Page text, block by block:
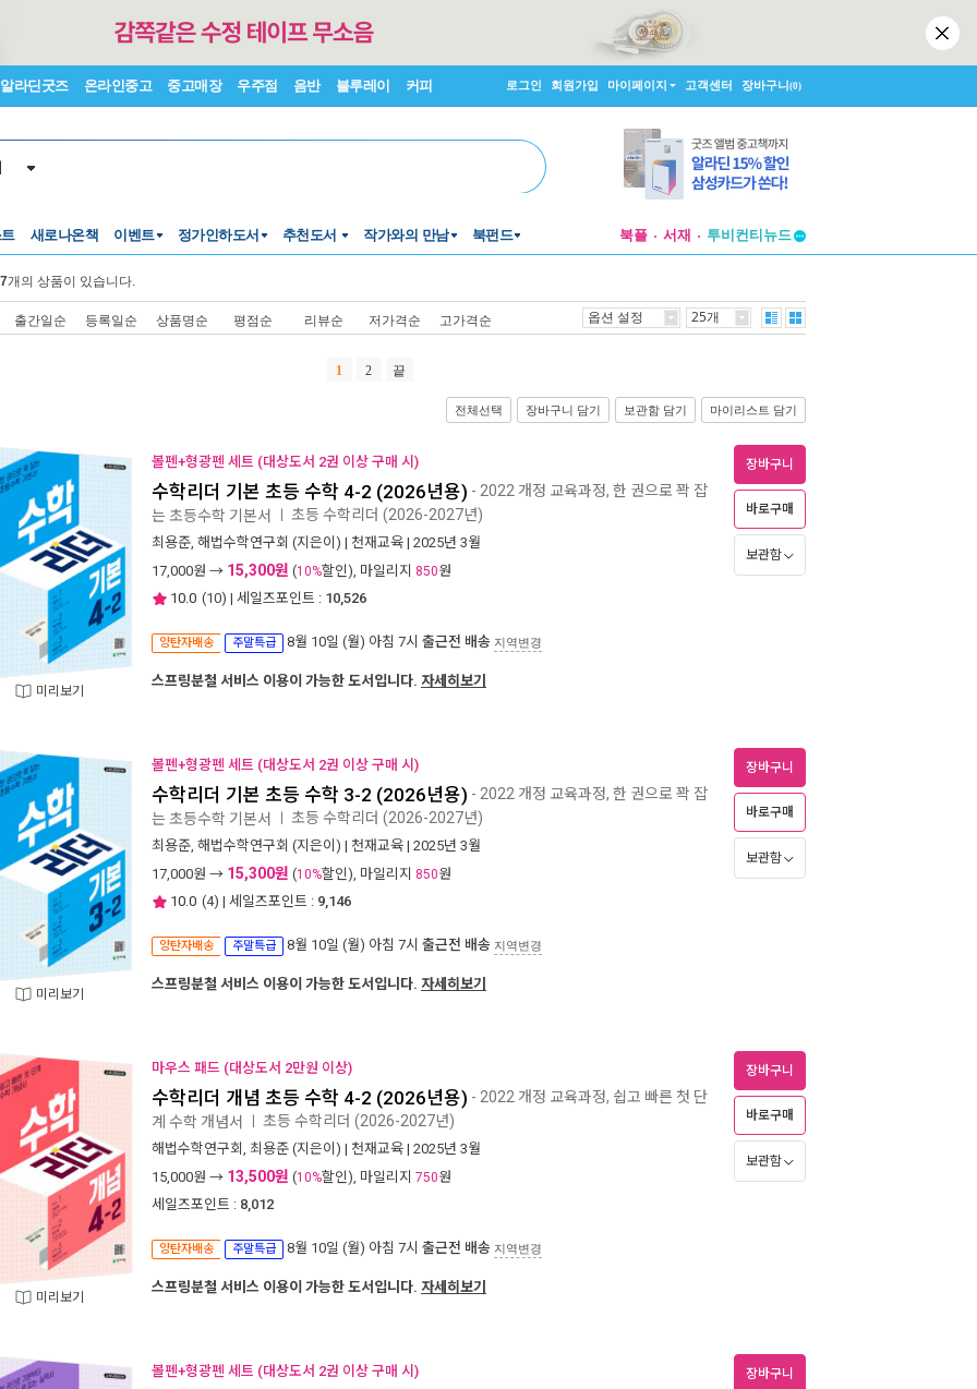
알라딘굿즈 온라인중고 중고매장 우주점 음반 블루레이 커피 로그인 회원가입 마이페이지 고객센터 장바구니(0)
새로나온책 이벤트 정가인하도서 추천도서 작가와의 만남 북펀드 북플 서재
창작플랫폼
개의 상품이 있습니다.
출간일순 등록일순 상품명순 평점순 리뷰순 저가격순 고가격순 옵션 설정 25개
1 2 끝
전체선택 장바구니 담기 보관함 담기 마이리스트 담기
미리보기
볼펜+형광펜 세트 (대상도서 2권 이상 구매 시)
수학리더 기본 초등 수학 4-2 (2026년용) - 2022 개정 교육과정, 한 권으로 꽉 잡
는 초등수학 기본서 초등 수학리더 (2026-2027년)
최용준, 해법수학연구회 (지은이) | 천재교육 | 2025년 3월
17,000원 → 15,300원 (10%할인), 마일리지 850원
10.0 (10) | 세일즈포인트 : 10,526
양탄자배송 주말특급 8월 10일 (월) 아침 7시 출근전 배송 지역변경
장바구니
바로구매
보관함
스프링분철 서비스 이용이 가능한 도서입니다. 자세히보기
미리보기
볼펜+형광펜 세트 (대상도서 2권 이상 구매 시)
수학리더 기본 초등 수학 3-2 (2026년용) - 2022 개정 교육과정, 한 권으로 꽉 잡
는 초등수학 기본서 초등 수학리더 (2026-2027년)
최용준, 해법수학연구회 (지은이) | 천재교육 | 2025년 3월
17,000원 → 15,300원 (10%할인), 마일리지 850원
10.0 (4) | 세일즈포인트 : 9,146
양탄자배송 주말특급 8월 10일 (월) 아침 7시 출근전 배송 지역변경
장바구니
바로구매
보관함
스프링분철 서비스 이용이 가능한 도서입니다. 자세히보기
미리보기
마우스 패드 (대상도서 2만원 이상)
수학리더 개념 초등 수학 4-2 (2026년용) - 2022 개정 교육과정, 쉽고 빠른 첫 단
계 수학 개념서 초등 수학리더 (2026-2027년)
해법수학연구회 , 최용준 (지은이) | 천재교육 | 2025년 3월
15,000원 → 13,500원 (10%할인), 마일리지 750원
세일즈포인트 : 8,012
양탄자배송 주말특급 8월 10일 (월) 아침 7시 출근전 배송 지역변경
장바구니
바로구매
보관함
스프링분철 서비스 이용이 가능한 도서입니다. 자세히보기
볼펜+형광펜 세트 (대상도서 2권 이상 구매 시) 장바구니